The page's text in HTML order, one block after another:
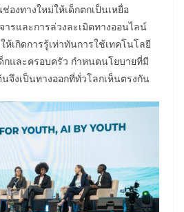
องทางใหม่ให้เด็กตกเป็นเหยื่อ
รและการล่วงละเมิดทางออนไลน์
ห้เกิดการรู้เท่าทันการใช้เทคโนโลยี
กและครอบครัว กำหนดนโยบายที่มี
จึงเป็นทางออกที่ทั่วโลกเห็นตรงกัน